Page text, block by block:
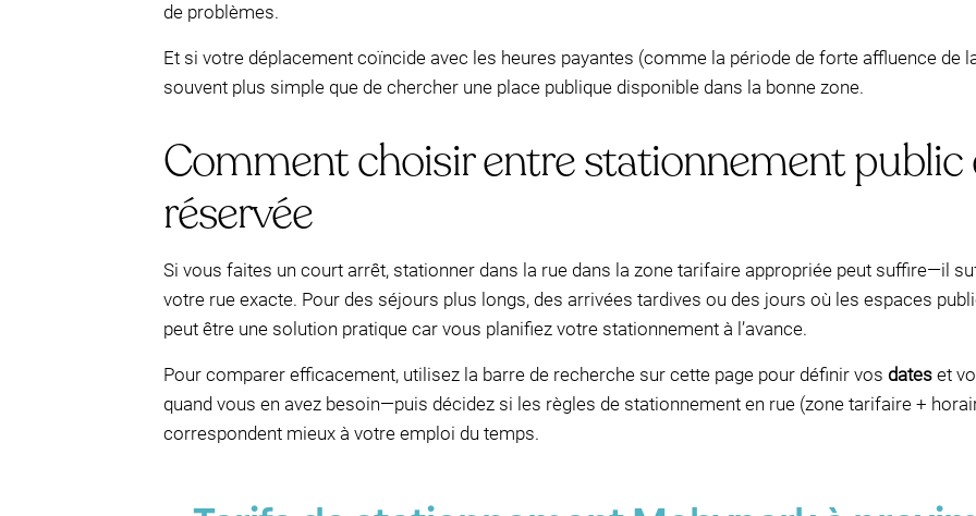
de problèmes.
Et si votre déplacement coïncide avec les heures payantes (comme la période de forte affluence de
souvent plus simple que de chercher une place publique disponible dans la bonne zone.
Comment choisir entre stationnement public
réservée
Si vous faites un court arrêt, stationner dans la rue dans la zone tarifaire appropriée peut suffire—il
votre rue exacte. Pour des séjours plus longs, des arrivées tardives ou des jours où les espaces
peut être une solution pratique car vous planifiez votre stationnement à l’avance.
Pour comparer efficacement, utilisez la barre de recherche sur cette page pour définir vos dates et
quand vous en avez besoin—puis décidez si les règles de stationnement en rue (zone tarifaire +
correspondent mieux à votre emploi du temps.